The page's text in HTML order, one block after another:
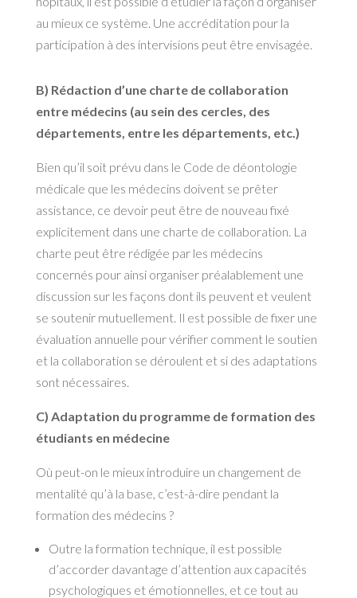
au mieux ce système. Une accréditation pour la
participation à des intervisions peut être envisagée.
B) Rédaction d’une charte de collaboration
entre médecins (au sein des cercles, des
départements, entre les départements, etc.)
Bien qu’il soit prévu dans le Code de déontologie
médicale que les médecins doivent se prêter
assistance, ce devoir peut être de nouveau fixé
explicitement dans une charte de collaboration. La
charte peut être rédigée par les médecins
concernés pour ainsi organiser préalablement une
discussion sur les façons dont ils peuvent et veulent
se soutenir mutuellement. Il est possible de fixer une
évaluation annuelle pour vérifier comment le soutien
et la collaboration se déroulent et si des adaptations
sont nécessaires.
C) Adaptation du programme de formation des
étudiants en médecine
Où peut-on le mieux introduire un changement de
mentalité qu’à la base, c’est-à-dire pendant la
formation des médecins ?
Outre la formation technique, il est possible
d’accorder davantage d’attention aux capacités
psychologiques et émotionnelles, et ce tout au